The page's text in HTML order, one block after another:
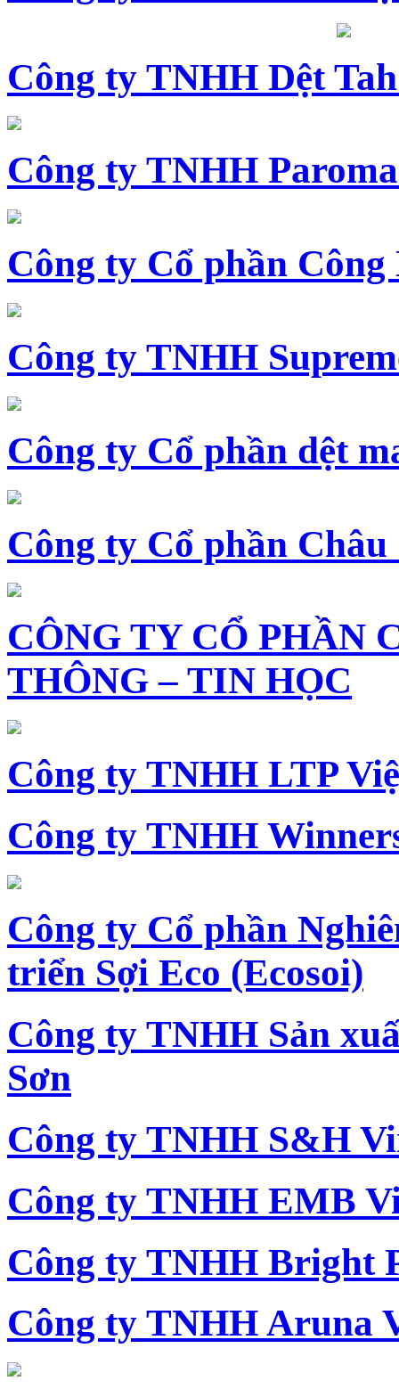
Công ty TNHH Dệt
Công ty TNHH
Công ty Cổ phần Công
Công ty TNHH
Công ty Cổ phần dệt
Công ty Cổ phần Châu
CÔNG TY CỔ PHẦN
THÔNG – TIN HỌC
Công ty TNHH LTP
Công ty TNHH
Công ty Cổ phần
triển Sợi Eco (Ecosoi)
Công ty TNHH Sản
Sơn
Công ty TNHH S&H
Công ty TNHH EMB
Công ty TNHH Bright
Công ty TNHH Aruna